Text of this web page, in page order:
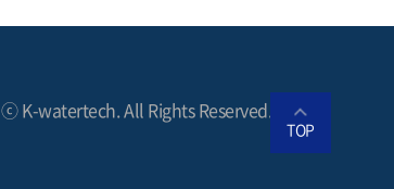
TOP
ⓒ K-watertech. All Rights Reserved.